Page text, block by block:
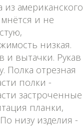
американского
мнётся и не
низкая.
вытачки. Рукав
Полка отрезная
полки -
застроченные
планки,
низу изделия -